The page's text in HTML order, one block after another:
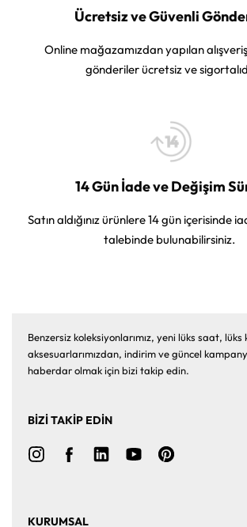
Ücretsiz ve Güvenli
Online mağazamızdan yapılan
gönderiler ücretsiz ve
14 Gün İade ve Değişim
Satın aldığınız ürünlere 14 gün içerisinde
talebinde bulunabilirsiniz.
Benzersiz koleksiyonlarımız, yeni lüks saat, lüks
aksesuarlarımızdan, indirim ve güncel
haberdar olmak için bizi takip edin.
BİZİ TAKİP EDİN
KURUMSAL